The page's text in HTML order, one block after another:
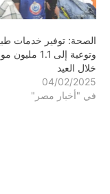
الصحة: ​​توفير خدمات
وتوعية إلى 1.1
خلال العيد
04/02/2025
في "أخبار مصر"